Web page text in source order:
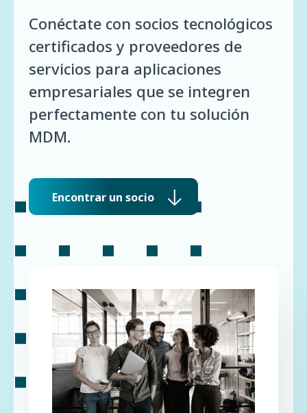
Conéctate con socios tecnológicos
certificados y proveedores de
servicios para aplicaciones
empresariales que se integren
perfectamente con tu solución
MDM.
Encontrar un socio